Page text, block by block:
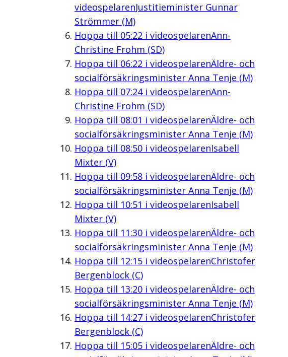
videospelarenJustitieminister Gunnar
Strömmer (M)
Hoppa till 05:22 i videospelarenAnn-
Christine Frohm (SD)
Hoppa till 06:22 i videospelarenÄldre- och
socialförsäkringsminister Anna Tenje (M)
Hoppa till 07:24i videospelarenAnn-
Christine Frohm (SD)
Hoppa till 08:01 i videospelarenÄldre- och
socialförsäkringsminister Anna Tenje (M)
Hoppa till 08:50i videospelarenIsabell
Mixter (V)
Hoppa till 09:58i videospelarenÄldre- och
socialförsäkringsminister Anna Tenje (M)
Hoppa till 10:51 i videospelarenIsabell
Mixter (V)
Hoppa till 11:30i videospelarenÄldre- och
socialförsäkringsminister Anna Tenje (M)
Hoppa till 12:15i videospelarenChristofer
Bergenblock (C)
Hoppa till 13:20i videospelarenÄldre- och
socialförsäkringsminister Anna Tenje (M)
Hoppa till 14:27i videospelarenChristofer
Bergenblock (C)
Hoppa till 15:05i videospelarenÄldre- och